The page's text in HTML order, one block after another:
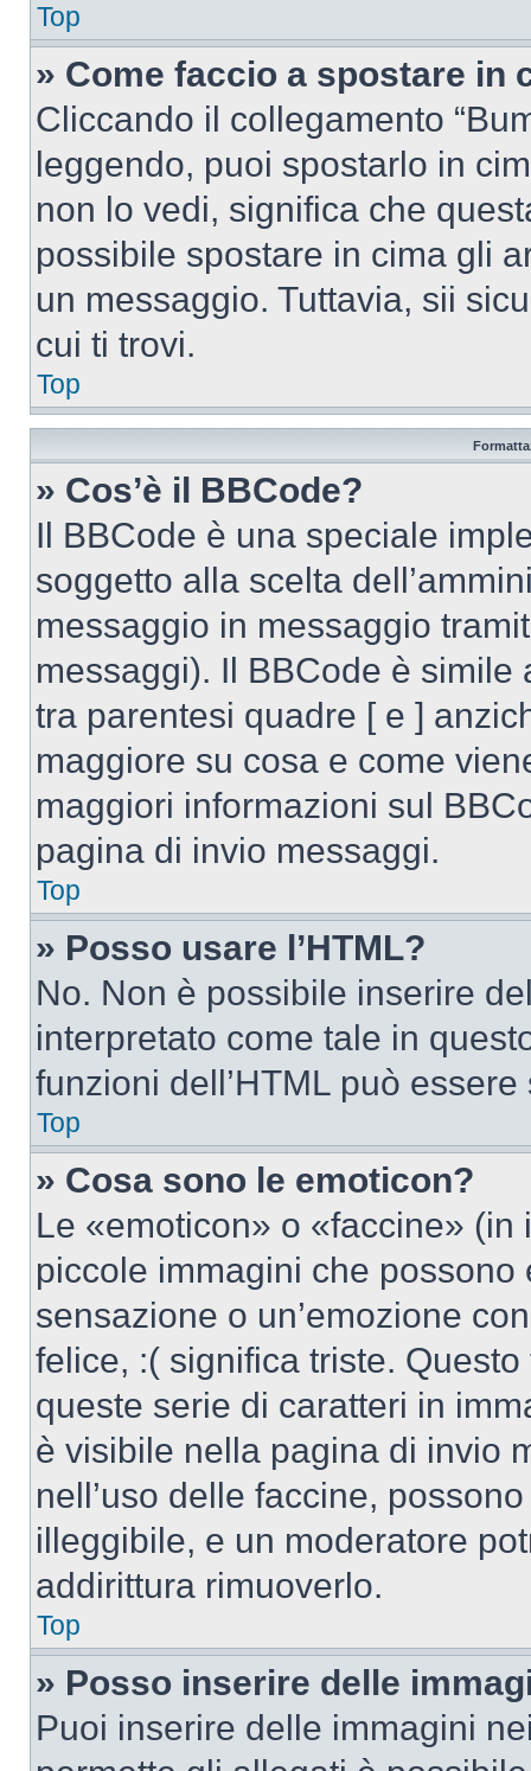
Top
» Come faccio a spostare in
Cliccando il collegamento
leggendo, puoi spostarlo in
non lo vedi, significa che
possibile spostare in cima gli
un messaggio. Tuttavia, sii
cui ti trovi.
Top
» Cos’è il BBCode?
Il BBCode è una speciale
soggetto alla scelta
messaggio in messaggio
messaggi). Il BBCode è simile
tra parentesi quadre [ e ]
maggiore su cosa e come
maggiori informazioni sul
pagina di invio messaggi.
Top
» Posso usare l’HTML?
No. Non è possibile inserire
interpretato come tale in
funzioni dell’HTML può
Top
» Cosa sono le emoticon?
Le «emoticon» o «faccine»
piccole immagini che
sensazione o un’emozione
felice, :( significa triste.
queste serie di caratteri in
è visibile nella pagina di invio
nell’uso delle faccine,
illeggibile, e un moderatore
addirittura rimuoverlo.
Top
» Posso inserire delle
Puoi inserire delle immagini